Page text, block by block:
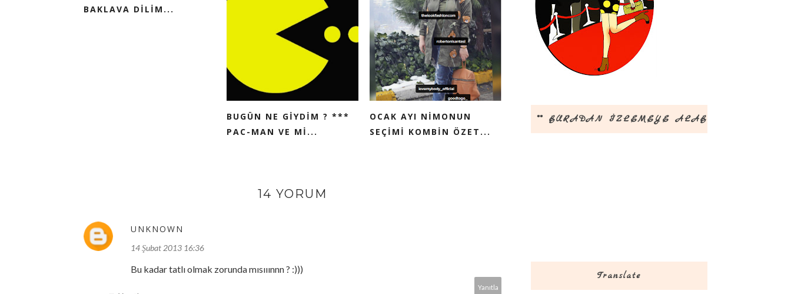
BAKLAVA DİLİM...
BUGÜN NE GİYDİM ? ***
PAC-MAN VE Mİ...
OCAK AYI NİMONUN
SEÇİMİ KOMBİN ÖZET...
14 YORUM
UNKNOWN
14 Şubat 2013 16:36
Bu kadar tatlı olmak zorunda mısııınnn ? :)))
Yanıtla
** BURADAN İZLEMEYE ALABİLİRSİNİZ **
Translate